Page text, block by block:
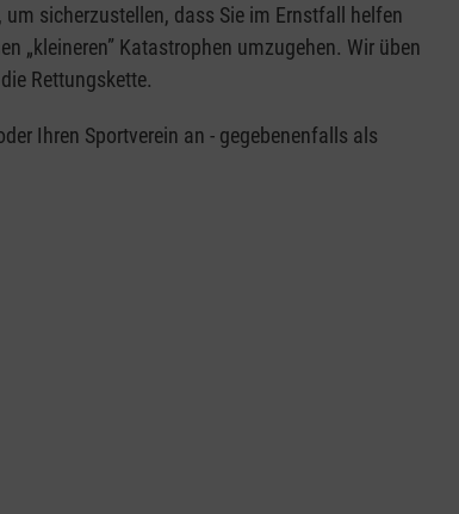
sicherzustellen, dass Sie im Ernstfall helfen
„kleineren” Katastrophen umzugehen. Wir üben
Rettungskette.
Ihren Sportverein an - gegebenenfalls als